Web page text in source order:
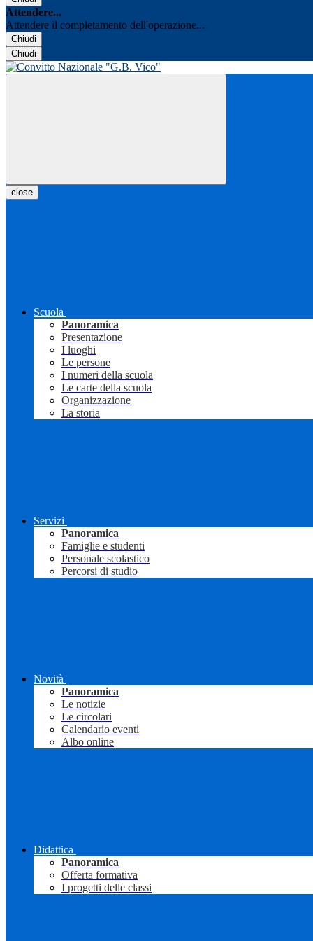
Attendere...
Attendere il completamento dell'operazione...
Chiudi
Chiudi
close
Scuola
Panoramica
Presentazione
I luoghi
Le persone
I numeri della scuola
Le carte della scuola
Organizzazione
La storia
Servizi
Panoramica
Famiglie e studenti
Personale scolastico
Percorsi di studio
Novità
Panoramica
Le notizie
Le circolari
Calendario eventi
Albo online
Didattica
Panoramica
Offerta formativa
I progetti delle classi